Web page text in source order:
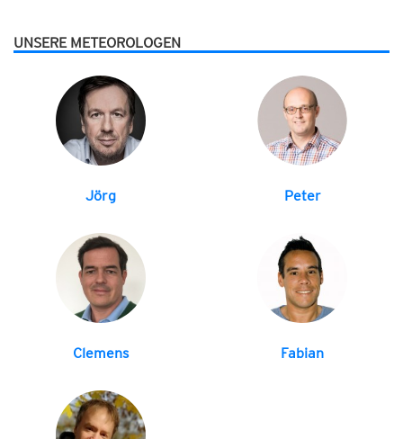
UNSERE METEOROLOGEN
Jörg Peter
Clemens Fabian